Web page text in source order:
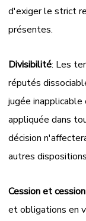
d'exiger le strict
présentes.
Divisibilité: Les
réputés
jugée inapplicable
appliquée dans
décision
autres
Cession et
et obligations en